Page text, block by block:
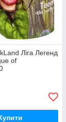
Ліга Легенд
of